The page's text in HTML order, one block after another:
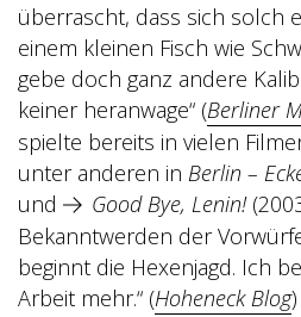
überrascht, dass sich solch
einem kleinen Fisch wie
gebe doch ganz andere
keiner heranwage“ (Berliner
spielte bereits in vielen
unter anderen in Berlin –
und
Good Bye, Lenin!
Bekanntwerden der
beginnt die Hexenjagd. Ich
Arbeit mehr.“ (Hoheneck Blog)